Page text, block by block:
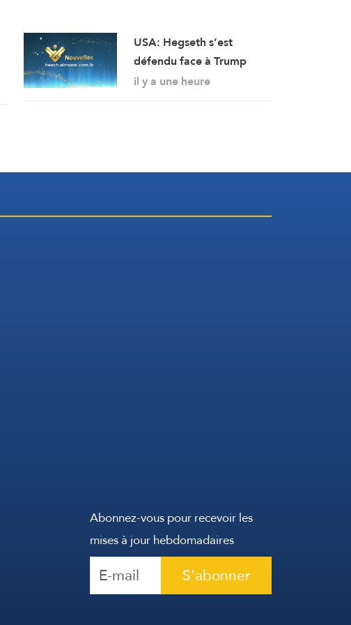
USA: Hegseth s’est
défendu face à Trump
concernant le grave
deux sources)
il y a une heure
Abonnez-vous pour recevoir les
mises à jour hebdomadaires
S'abonner